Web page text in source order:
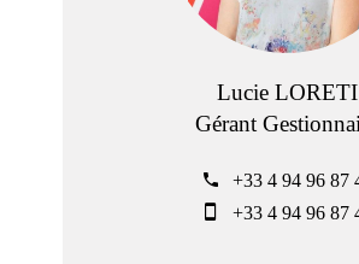
Lucie LORETI
Gérant
+33 4 94 96 87
+33 4 94 96 87